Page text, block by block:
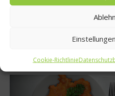
Cookie-Richtlinie
2. Juli 2013